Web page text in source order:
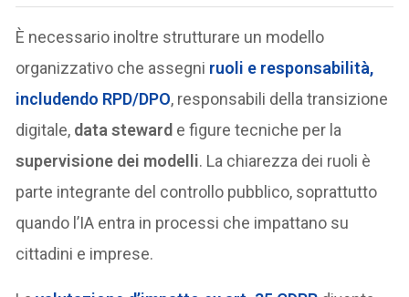
È necessario inoltre strutturare un modello
organizzativo che assegni ruoli e responsabilità,
includendo RPD/DPO, responsabili della transizione
digitale, data steward e figure tecniche per la
supervisione dei modelli. La chiarezza dei ruoli è
parte integrante del controllo pubblico, soprattutto
quando l’IA entra in processi che impattano su
cittadini e imprese.